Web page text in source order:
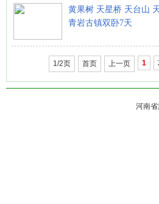
黄果树 天星桥 天台山
青岩古镇双卧7天
1/2页 首页 上一页 1
河南